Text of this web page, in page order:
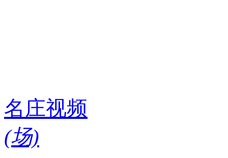
名庄视频
(场)